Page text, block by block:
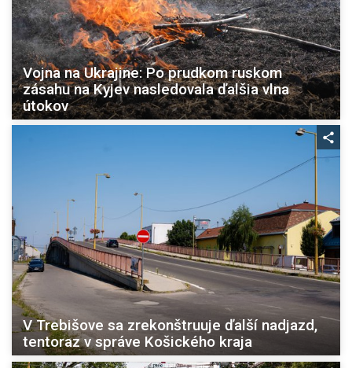
Vojna na Ukrajine: Po prudkom ruskom
zásahu na Kyjev nasledovala ďalšia vlna
útokov
V Trebišove sa zrekonštruuje ďalší nadjazd,
tentoraz v správe Košického kraja